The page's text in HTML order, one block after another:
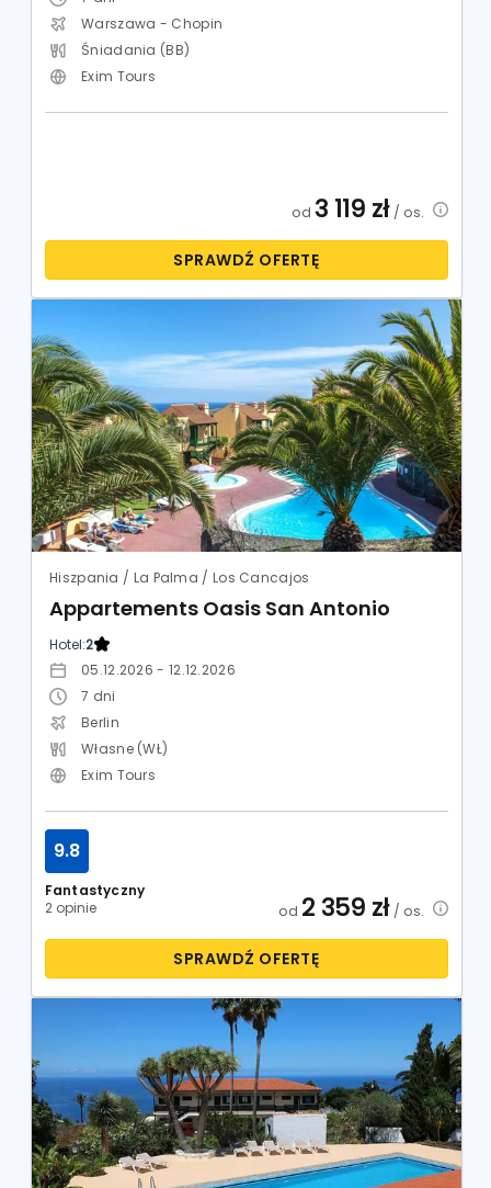
Warszawa - Chopin
Śniadania (BB)
Exim Tours
od 3 119 zł/ os.
SPRAWDŹ OFERTĘ
Hiszpania / La Palma / Los Cancajos
Appartements Oasis San Antonio
Hotel:2
05.12.2026 - 12.12.2026
7 dni
Berlin
Własne (WŁ)
Exim Tours
Fantastyczny
2 opinie
9.8
od 2 359 zł/ os.
SPRAWDŹ OFERTĘ